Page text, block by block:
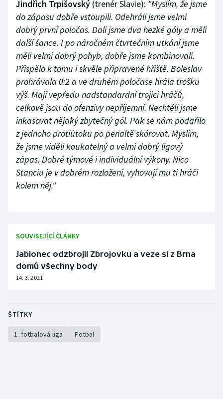
Jindřich Trpišovský (trenér Slavie): "Myslím, že jsme
do zápasu dobře vstoupili. Odehráli jsme velmi
dobrý první poločas. Dali jsme dva hezké góly a měli
další šance. I po náročném čtvrtečním utkání jsme
měli velmi dobrý pohyb, dobře jsme kombinovali.
Přispělo k tomu i skvěle připravené hřiště. Boleslav
prohrávala 0:2 a ve druhém poločase hrála trošku
výš. Mají vepředu nadstandardní trojici hráčů,
celkově jsou do ofenzivy nepříjemní. Nechtěli jsme
inkasovat nějaký zbytečný gól. Pak se nám podařilo
z jednoho protiútoku po penaltě skórovat. Myslím,
že jsme viděli koukatelný a velmi dobrý ligový
zápas. Dobré týmové i individuální výkony. Nico
Stanciu je v dobrém rozložení, vyhovují mu ti hráči
kolem něj."
SOUVISEJÍCÍ ČLÁNKY
Jablonec odzbrojil Zbrojovku a veze si z Brna
domů všechny body
14. 3. 2021
ŠTÍTKY
1. fotbalová liga Fotbal